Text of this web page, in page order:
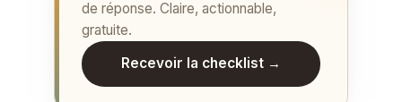
de réponse. Claire, actionnable,
gratuite.
Recevoir la checklist →